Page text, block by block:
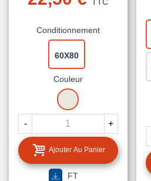
Conditionnement
60X80
Couleur
BEIGE
- +
Ajouter Au Panier
FT